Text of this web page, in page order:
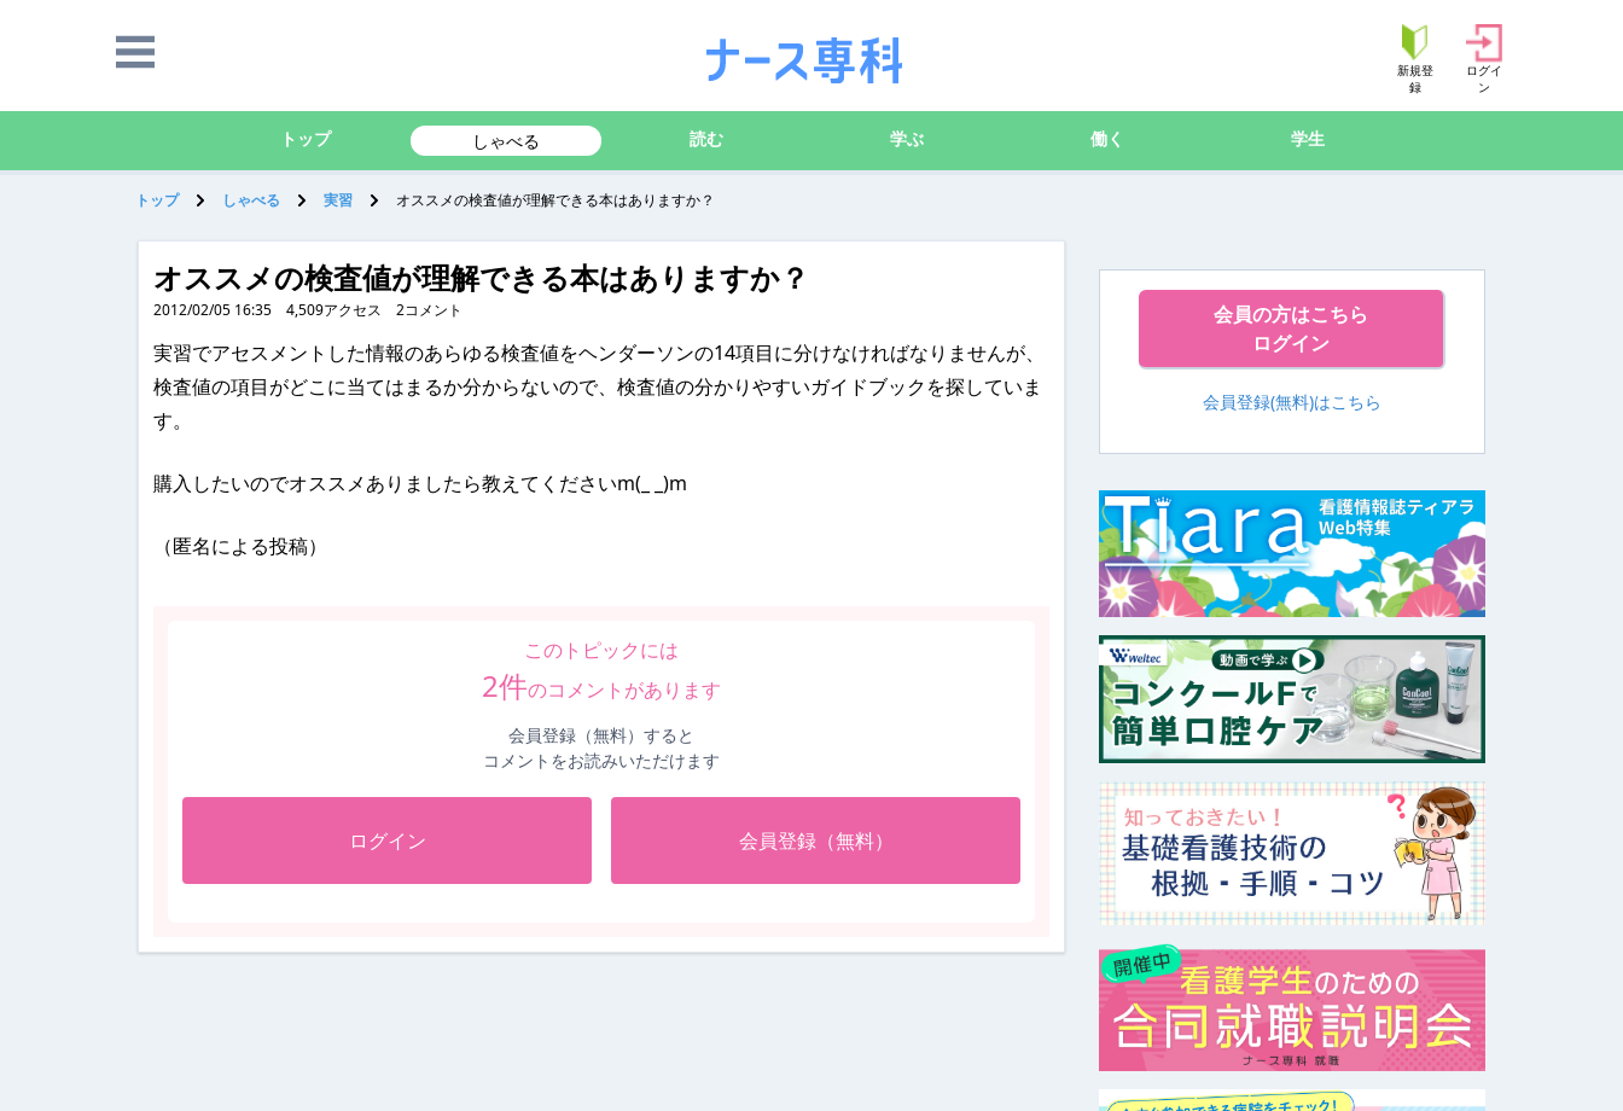
新規登
録
ログイ
ン
トップ しゃべる 読む 学ぶ 働く 学生
トップ しゃべる 実習 オススメの検査値が理解できる本はありますか？
オススメの検査値が理解できる本はありますか？
2012/02/05 16:35 4,509アクセス 2コメント
実習でアセスメントした情報のあらゆる検査値をヘンダーソンの14項目に分けなければなりませんが、
検査値の項目がどこに当てはまるか分からないので、検査値の分かりやすいガイドブックを探していま
す。
購入したいのでオススメありましたら教えてくださいm(_ _)m
（匿名による投稿）
このトピックには
2件のコメントがあります
会員登録（無料）すると
コメントをお読みいただけます
ログイン 会員登録（無料）
会員の方はこちら
ログイン
会員登録(無料)はこちら